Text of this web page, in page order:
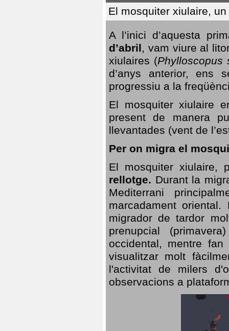
El mosquiter xiulaire,
A l’inici d’aquesta
d’abril, vam viure al
xiulaires (Phylloscopus
d’anys anterior, ens
progressiu a la
El mosquiter xiulaire
present de manera
llevantades (vent de
Per on migra el
El mosquiter xiulaire,
rellotge. Durant la
Mediterrani
marcadament
migrador de tardor
prenupcial
occidental, mentre
visualitzar molt
l'activitat de milers
observacions a